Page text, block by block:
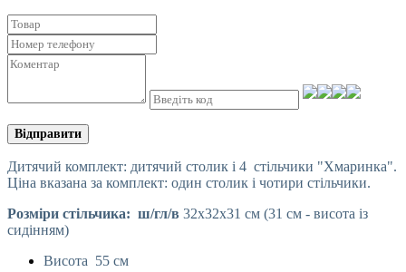
Відправити
Дитячий комплект: дитячий столик і 4 стільчики "Хмаринка".
Ціна вказана за комплект: один столик і чотири стільчики.
Розміри стільчика: ш/гл/в 32х32х31 см (31 см - висота із
сидінням)
Висота 55 см